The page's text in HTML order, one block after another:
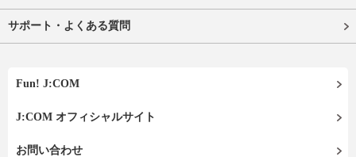
サポート・よくある質問
Fun! J:COM
J:COM オフィシャルサイト
お問い合わせ